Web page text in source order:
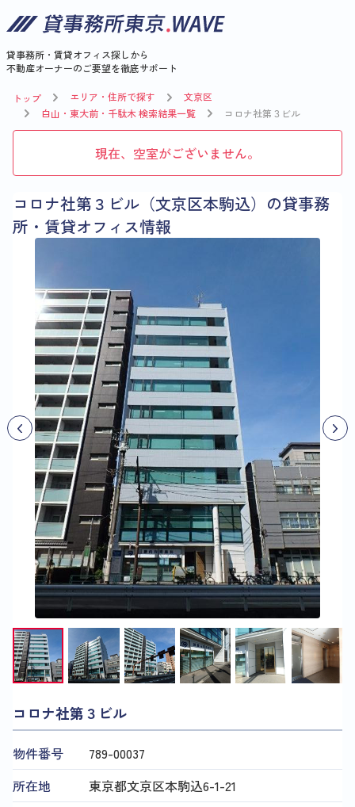
貸事務所・賃貸オフィス探しから
不動産オーナーのご要望を徹底サポート
トップ エリア・住所で探す
文京区
白山・東大前・千駄木 検索結果一覧
コロナ社第３ビル
現在、空室がございません。
コロナ社第３ビル（文京区本駒込）の貸事務
所・賃貸オフィス情報
コロナ社第３ビル
物件番号
789​-​00037
所在地
東京都文京区本駒込6-1-21